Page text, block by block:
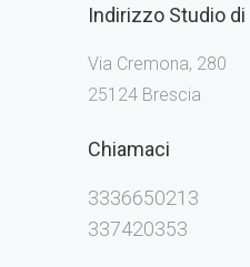
Indirizzo Studio di
Via Cremona, 280
25124 Brescia
Chiamaci
3336650213
337420353